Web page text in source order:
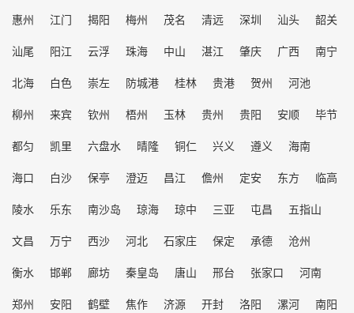
惠州
江门 揭阳 梅州 茂名 清远 深圳 汕头
韶关
汕尾
阳江 云浮 珠海 中山 湛江 肇庆 广西
南宁
北海
白色 崇左 防城港 桂林 贵港 贺州
河池
柳州
来宾 钦州 梧州 玉林 贵州 贵阳 安顺
毕节
都匀
凯里 六盘水 晴隆 铜仁 兴义 遵义
海南
海口
白沙 保亭 澄迈 昌江 儋州 定安 东方
临高
陵水
乐东 南沙岛 琼海 琼中 三亚 屯昌
五指山
文昌
万宁 西沙 河北 石家庄 保定 承德
沧州
衡水
邯郸 廊坊 秦皇岛 唐山 邢台 张家口
河南
郑州
安阳 鹤壁 焦作 济源 开封 洛阳 漯河
南阳